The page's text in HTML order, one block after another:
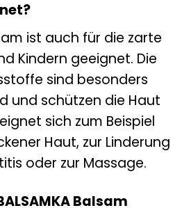
ist auch für die zarte
Kindern geeignet. Die
sind besonders
und schützen die Haut
sich zum Beispiel
Haut, zur Linderung
oder zur Massage.
Balsam